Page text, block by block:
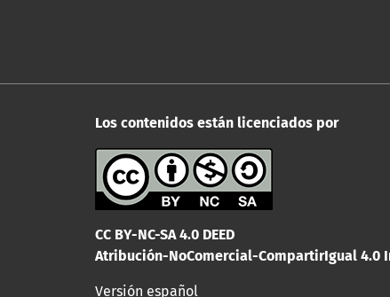
Los contenidos están licenciados por
CC BY-NC-SA 4.0 DEED
Atribución-NoComercial-CompartirIgual 4.0
Versión español